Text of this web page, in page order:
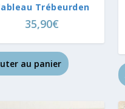
Trébeurden
35,90€
au panier